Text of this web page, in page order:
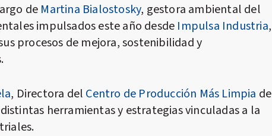
de Martina Bialostosky, gestora ambiental del
impulsados este año desde Impulsa Industria,
procesos de mejora, sostenibilidad y
, Directora del Centro de Producción Más Limpia de
herramientas y estrategias vinculadas a la